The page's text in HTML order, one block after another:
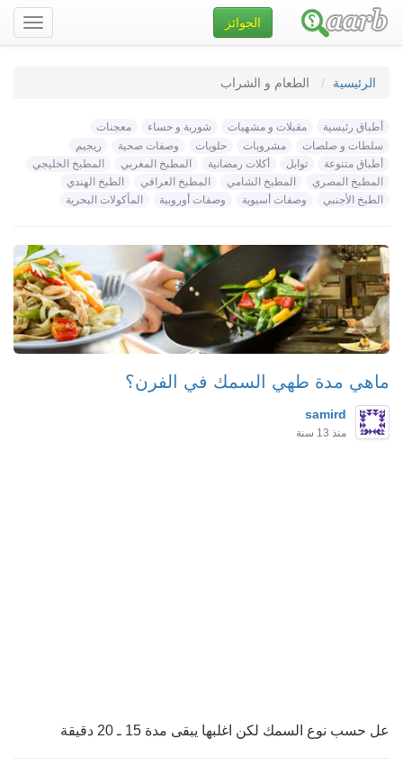
تصفح
الموقع
الجوائز
الرئيسية الطعام و الشراب
أطباق رئيسية مقبلات و مشهيات شوربة و حساء
معجنات
سلطات و صلصات
مشروبات حلويات وصفات صحية
ريجيم
أطباق متنوعة
توابل أكلات رمضانية المطبخ المغربي
المطبخ الخليجي
المطبخ المصري
المطبخ الشامي المطبخ العراقي
الطبخ الهندي
الطبخ الأجنبي
وصفات أسيوية وصفات أوروبية المأكولات البحرية
ماهي مدة طهي السمك في الفرن؟
samird
منذ 13 سنة
عل حسب نوع السمك لكن اغلبها يبقى مدة 15 ـ 20 دقيقة